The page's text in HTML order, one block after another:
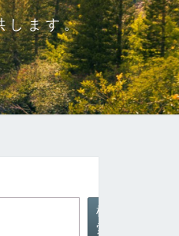
します。
検
索